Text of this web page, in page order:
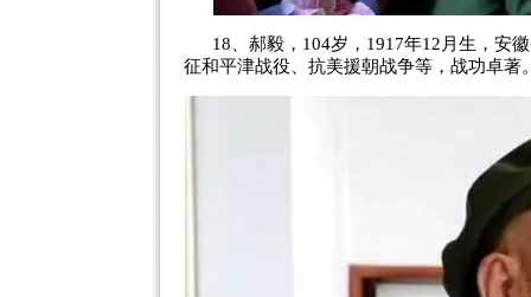
18、郝毅，104岁，1917年12月生，安
征和平津战役、抗美援朝战争等，战功卓